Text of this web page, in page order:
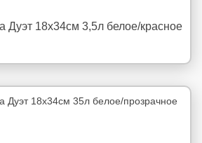
Дуэт 18x34см 3,5л белое/красное